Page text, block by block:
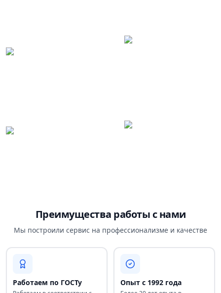
Преимущества работы с нами
Мы построили сервис на профессионализме и качестве
Работаем по ГОСТу Опыт с 1992 года